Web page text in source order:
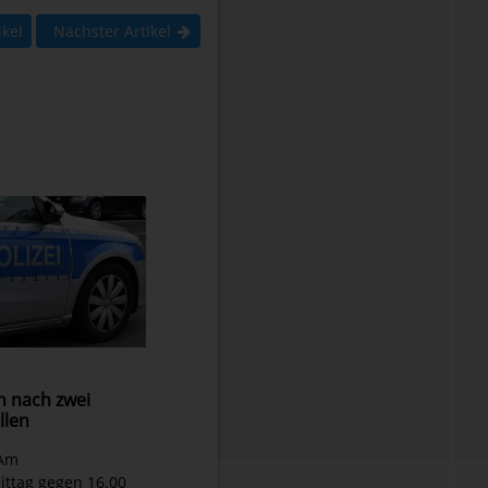
Nächster Artikel
nach zwei
gegen 16.00